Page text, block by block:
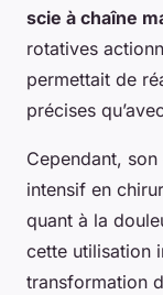
scie à chaîne
rotatives
permettait de
précises
Cependant, son
intensif en
quant à la
cette utilisation
transformation